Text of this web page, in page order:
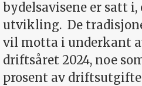
bydelsavisene er satt i,
utvikling. De
vil motta i underkant
driftsåret 2024, noe
prosent av